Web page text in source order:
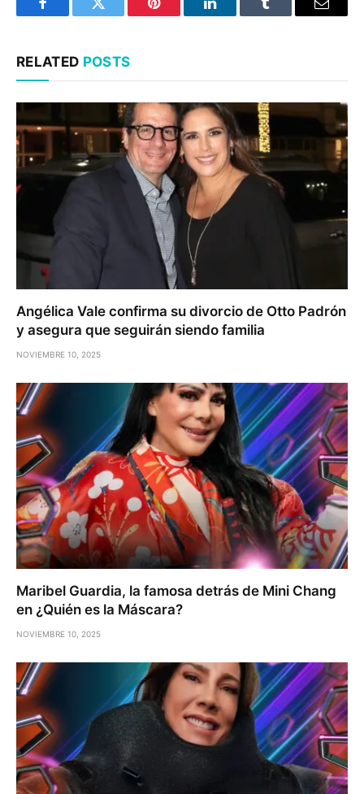
FacebookTwitter Pinterest LinkedInTumblr Email
RELATED POSTS
Angélica Vale confirma su divorcio de Otto Padrón
y asegura que seguirán siendo familia
NOVIEMBRE 10, 2025
Maribel Guardia, la famosa detrás de Mini Chang
en ¿Quién es la Máscara?
NOVIEMBRE 10, 2025